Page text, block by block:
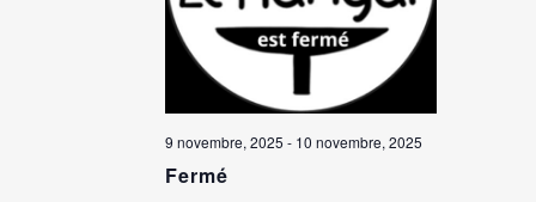
Fermé
9 novembre, 2025 - 10 novembre, 2025